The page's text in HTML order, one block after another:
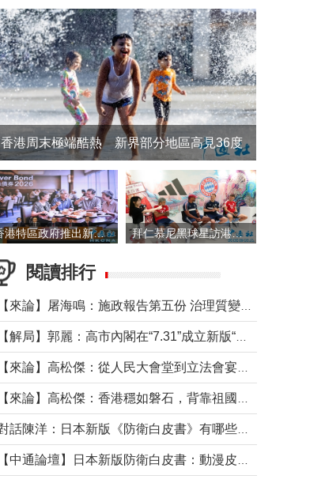
香港周末極端酷熱 新界部分地區高見36度
香港特區政府推出新一批銀色債券 每手1萬元保底息4.25厘 拜仁慕尼黑球星訪港 與球迷近距離互動
閱讀排行